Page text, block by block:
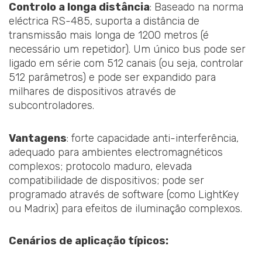
Controlo a longa distância: Baseado na norma
eléctrica RS-485, suporta a distância de
transmissão mais longa de 1200 metros (é
necessário um repetidor). Um único bus pode ser
ligado em série com 512 canais (ou seja, controlar
512 parâmetros) e pode ser expandido para
milhares de dispositivos através de
subcontroladores.
Vantagens: forte capacidade anti-interferência,
adequado para ambientes electromagnéticos
complexos; protocolo maduro, elevada
compatibilidade de dispositivos; pode ser
programado através de software (como LightKey
ou Madrix) para efeitos de iluminação complexos.
Cenários de aplicação típicos: